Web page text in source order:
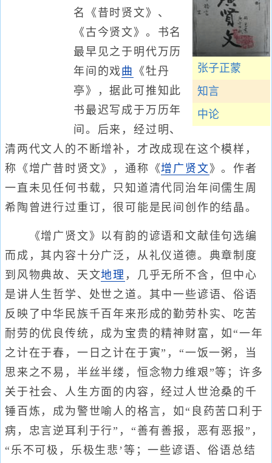
张子正蒙
知言
中论
名《昔时贤文》、
《古今贤文》。书名
最早见之于明代万历
年间的戏曲 《牡丹
亭》，据此可推知此
书最迟写成于万历年
间。后来，经过明、
清两代文人的不断增补，才改成现在这个模样，
称《增广昔时贤文》，通称《增广贤文》。作者
一直未见任何书载，只知道清代同治年间儒生周
希陶曾进行过重订，很可能是民间创作的结晶。
《增广贤文》以有韵的谚语和文献佳句选编
而成，其内容十分广泛，从礼仪道德。典章制度
到风物典故、天文地理 ，几乎无所不含，但中心
是讲人生哲学、处世之道。其中一些谚语、俗语
反映了中华民族千百年来形成的勤劳朴实、吃苦
耐劳的优良传统，成为宝贵的精神财富，如“一年
之计在于春，一日之计在于寅”，“一饭一粥，当
思来之不易，半丝半缕，恒念物力维艰”等；许多
关于社会、人生方面的内容，经过人世沧桑的千
锤百炼，成为警世喻人的格言，如“良药苦口利于
病，忠言逆耳利于行”，“善有善报，恶有恶报”，
“乐不可极，乐极生悲’等；一些谚语、俗语总结